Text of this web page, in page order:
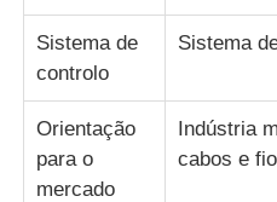
transporte fora da máquina
Máquina de embalagem
Sistema de
controlo
Sistema
Orientação
para o
mercado
Indústria
cabos e